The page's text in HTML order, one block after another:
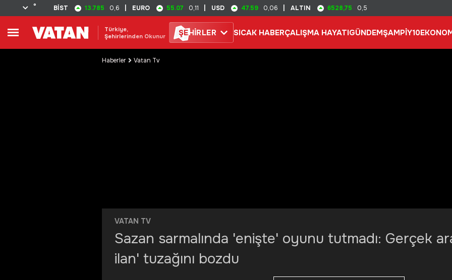
° BİST 13.785 0,6 EURO 55.07 0,11 USD 47.59 0,06 ALTIN 6528,75 0,5
Türkiye,
Şehirlerinden Okunur
ŞEHİRLER SICAK HABERÇALIŞMA HAYATIGÜNDEMŞAMPİY10
Haberler Vatan Tv
VATAN TV
Sazan sarmalında 'enişte' oyunu tutmadı: Gerçek
ilan' tuzağını bozdu